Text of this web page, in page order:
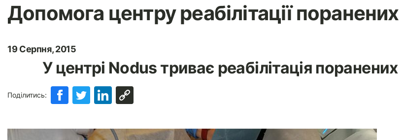
Допомога центру реабілітації поранених
19 Серпня, 2015
У центрі Nodus триває реабілітація поранених
Поділитись: